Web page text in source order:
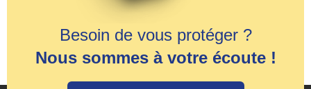
Besoin de vous protéger ?
Nous sommes à votre écoute !